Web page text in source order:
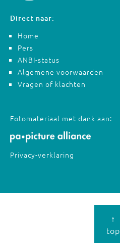
Direct naar:
Home
Pers
ANBI-status
Algemene voorwaarden
Vragen of klachten
Fotomateriaal met dank aan:
Privacy-verklaring
↑
top